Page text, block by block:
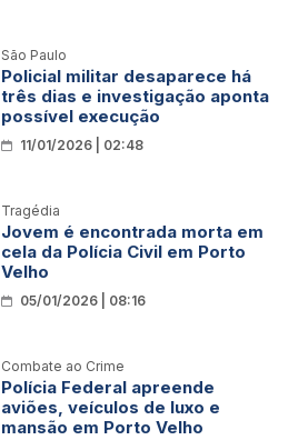
São Paulo
Policial militar desaparece há
três dias e investigação aponta
possível execução
11/01/2026 | 02:48
Tragédia
Jovem é encontrada morta em
cela da Polícia Civil em Porto
Velho
05/01/2026 | 08:16
Combate ao Crime
Polícia Federal apreende
aviões, veículos de luxo e
mansão em Porto Velho